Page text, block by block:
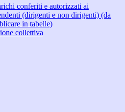
conferiti e autorizzati ai
(dirigenti e non dirigenti) (da
in tabelle)
collettiva